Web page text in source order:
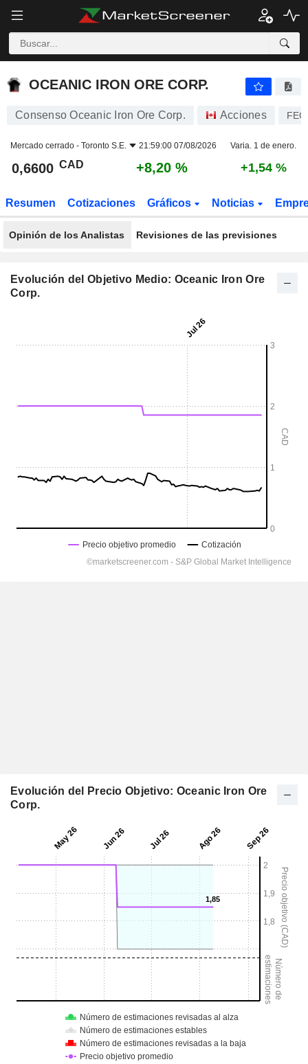
OCEANIC IRON ORE CORP.
OCEANIC IRON ORE CORP.
Consenso Oceanic Iron Ore Corp. Acciones FEO
Mercado cerrado - Toronto S.E. 21:59:00 07/08/2026 Varia. 1 de enero.
0,6600 CAD +8,20 % +1,54 %
Resumen Cotizaciones Gráficos Noticias
Opinión de los Analistas Revisiones de las previsiones
Evolución del Objetivo Medio: Oceanic Iron Ore
Corp.
Evolución del Precio Objetivo: Oceanic Iron Ore
Corp.